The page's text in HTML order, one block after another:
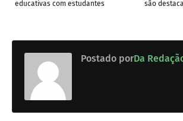
são
educativas com estudantes
Postado porDa